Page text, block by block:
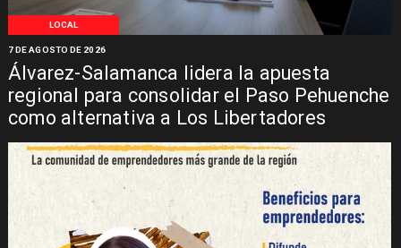
LOCAL
Álvarez-Salamanca lidera la apuesta
regional para consolidar el Paso Pehuenche
como alternativa a Los Libertadores
7 DE AGOSTO DE 2026